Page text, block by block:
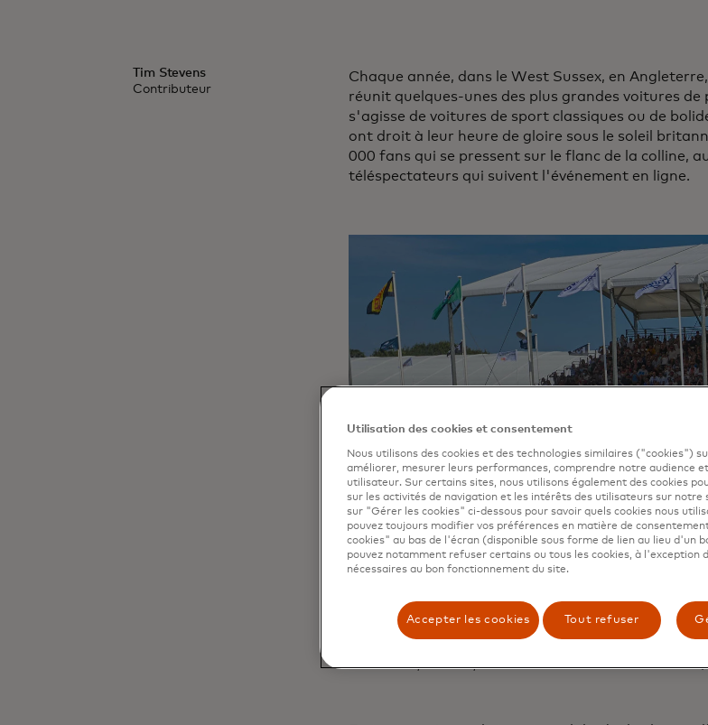
Tim Stevens
Contributeur
Chaque année, dans le West Sussex, en
réunit quelques-unes des plus grandes voitures
s'agisse de voitures de sport classiques ou de
ont droit à leur heure de gloire sous le soleil
000 fans qui se pressent sur le flanc de la colline,
téléspectateurs qui suivent l'événement en ligne.
Une voiture de course qui émet des gaz d'échappement
Goodwood présenté par Mastercard au début de l'année.
Utilisation des cookies et consentement
Nous utilisons des cookies et des technologies similaires ("cookies")
améliorer, mesurer leurs performances, comprendre notre audience
utilisateur. Sur certains sites, nous utilisons également des cookies
sur les activités de navigation et les intérêts des utilisateurs sur notre
sur "Gérer les cookies" ci-dessous pour savoir quels cookies nous
pouvez toujours modifier vos préférences en matière de
cookies" au bas de l'écran (disponible sous forme de lien au lieu d'un
pouvez notamment refuser certains ou tous les cookies, à l'exception
nécessaires au bon fonctionnement du site.
Accepter les cookies Tout refuser